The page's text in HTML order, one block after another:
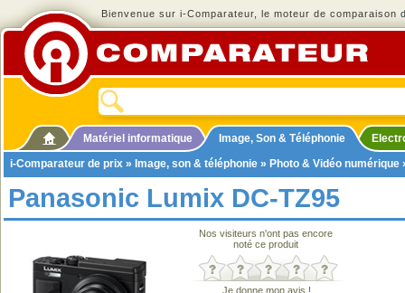
Bienvenue sur i-Comparateur, le moteur de comparaison
Matériel informatique Image, Son & Téléphonie
i-Comparateur de prix » Image, son & téléphonie » Photo & Vidéo numérique
Panasonic Lumix DC-TZ95
Nos visiteurs n'ont pas encore
noté ce produit
Je donne mon avis !